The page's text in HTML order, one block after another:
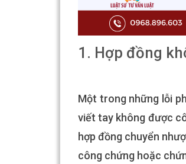
1. Hợp đồng
Một trong những lỗi
viết tay không được
hợp đồng chuyển
công chứng hoặc